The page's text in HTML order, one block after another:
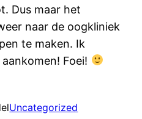
Dus maar het
naar de oogkliniek
te maken. Ik
Foei!
Uncategorized